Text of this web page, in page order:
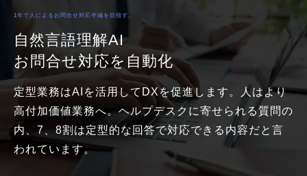
1年で人によるお問合せ対応半減を目指す。
自然言語理解AI
お問合せ対応を自動化
定型業務はAIを活用してDXを促進します。人はより
高付加価値業務へ。ヘルプデスクに寄せられる質問の
内、7、8割は定型的な回答で対応できる内容だと言
われています。